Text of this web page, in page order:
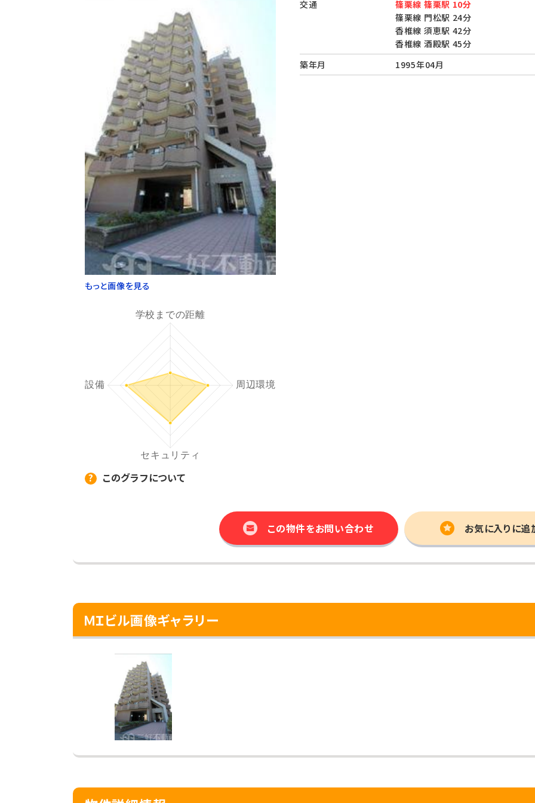
もっと画像を見る
このグラフについて
交通
篠栗線 篠栗駅 10分
篠栗線 門松駅 24分
香椎線 須恵駅 42分
香椎線 酒殿駅 45分
築年月
1995年04月
この物件をお問い合わせ お気に入りに追
ＭＩビル画像ギャラリー